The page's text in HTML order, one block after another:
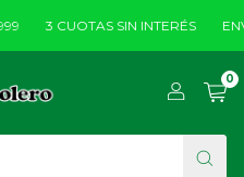
3 CUOTAS SIN INTERÉS
0